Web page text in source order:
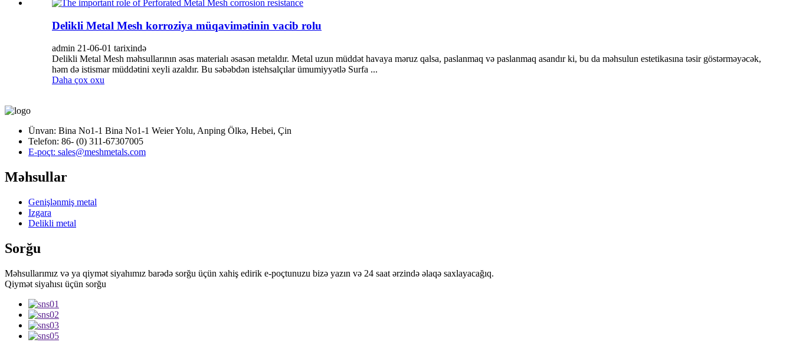
Delikli Metal Mesh korroziya müqavimətinin vacib rolu
admin 21-06-01 tarixində
Delikli Metal Mesh məhsullarının əsas materialı əsasən metaldır. Metal uzun müddət havaya məruz qalsa, paslanmaq və paslanmaq asandır ki, bu da məhsulun estetikasına təsir göstərməyəcək,
həm də istismar müddətini xeyli azaldır. Bu səbəbdən istehsalçılar ümumiyyətlə Surfa ...
Daha çox oxu
Ünvan: Bina No1-1 Bina No1-1 Weier Yolu, Anping Ölkə, Hebei, Çin
Telefon: 86- (0) 311-67307005
E-poçt: sales@meshmetals.com
Məhsullar
Genişlənmiş metal
Izgara
Delikli metal
Sorğu
Məhsullarımız və ya qiymət siyahımız barədə sorğu üçün xahiş edirik e-poçtunuzu bizə yazın və 24 saat ərzində əlaqə saxlayacağıq.
Qiymət siyahısı üçün sorğu